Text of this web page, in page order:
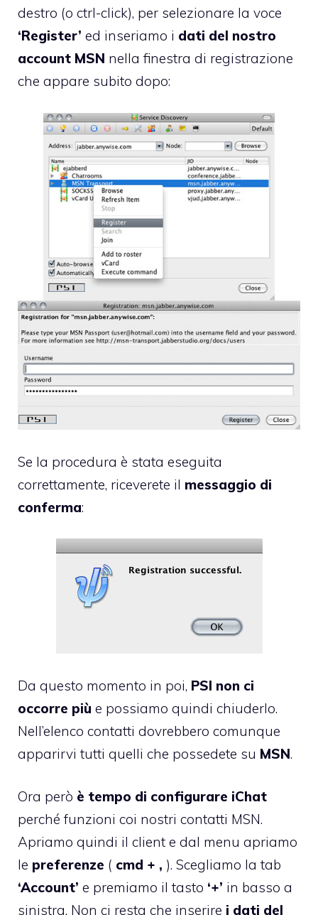
destro (o ctrl-click), per selezionare la voce
‘Register’ ed inseriamo i dati del nostro
account MSN nella finestra di registrazione
che appare subito dopo:
Se la procedura è stata eseguita
correttamente, riceverete il messaggio di
conferma:
Da questo momento in poi, PSI non ci
occorre più e possiamo quindi chiuderlo.
Nell’elenco contatti dovrebbero comunque
apparirvi tutti quelli che possedete su MSN.
Ora però è tempo di configurare iChat
perché funzioni coi nostri contatti MSN.
Apriamo quindi il client e dal menu apriamo
le preferenze ( cmd + , ). Scegliamo la tab
‘Account’ e premiamo il tasto ‘+’ in basso a
sinistra. Non ci resta che inserire i dati del